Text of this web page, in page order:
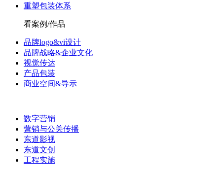
重塑包装体系
看案例/作品
品牌logo&vi设计
品牌战略&企业文化
视觉传达
产品包装
商业空间&导示
数字营销
营销与公关传播
东道影视
东道文创
工程实施